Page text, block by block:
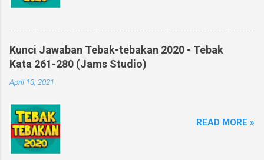
Kunci Jawaban Tebak-tebakan 2020 - Tebak
Kata 261-280 (Jams Studio)
April 13, 2021
READ MORE »